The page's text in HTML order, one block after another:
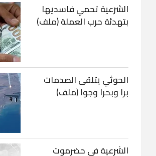
الشرعية تحمي فاسديها
بتهدئة حرب العملة (ملف)
الحوثي يتلقى الصدمات
برا وبحرا وجوا (ملف)
الشرعية في حضرموت